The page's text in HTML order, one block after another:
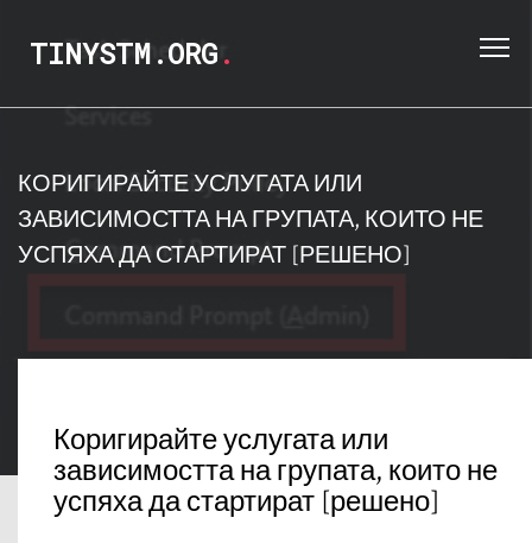
TINYSTM.ORG.
КОРИГИРАЙТЕ УСЛУГАТА ИЛИ
ЗАВИСИМОСТТА НА ГРУПАТА, КОИТО НЕ
УСПЯХА ДА СТАРТИРАТ [РЕШЕНО]
Коригирайте услугата или
зависимостта на групата, които не
успяха да стартират [решено]